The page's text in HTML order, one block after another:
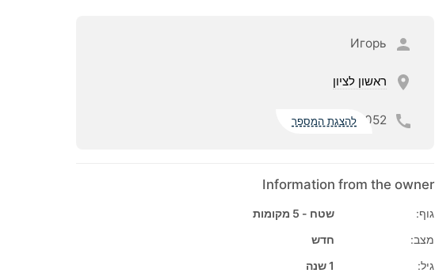
Игорь
ראשון לציון
052 להצגת המספר
Information from the owner
גוף:
שטח - 5 מקומות
מצב:
חדש
גיל:
1 שנה